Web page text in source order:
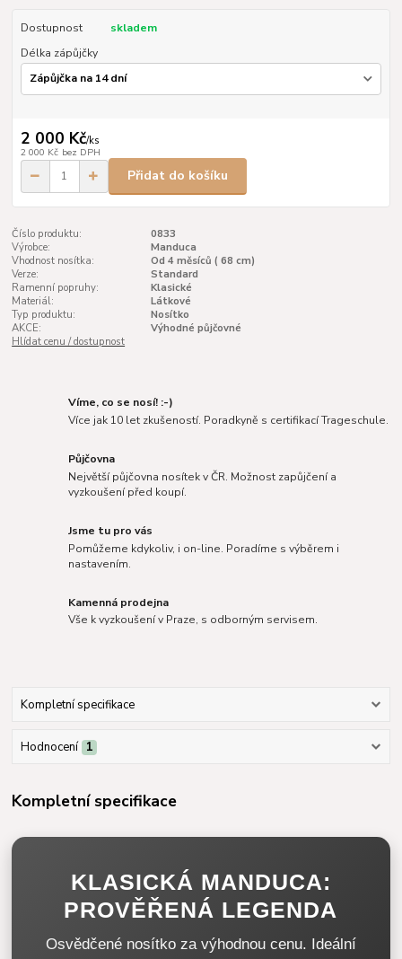
Dostupnost
skladem
Délka zápůjčky
2 000 Kč/ks
2 000 Kč bez DPH
Přidat do košíku
Číslo produktu:
0833
Výrobce:
Manduca
Vhodnost nosítka:
Od 4 měsíců ( 68 cm)
Verze:
Standard
Ramenní popruhy:
Klasické
Materiál:
Látkové
Typ produktu:
Nosítko
AKCE:
Výhodné půjčovné
Hlídat cenu / dostupnost
Víme, co se nosí! :-)
Více jak 10 let zkušeností. Poradkyně s certifikací Trageschule.
Půjčovna
Největší půjčovna nosítek v ČR. Možnost zapůjčení a
vyzkoušení před koupí.
Jsme tu pro vás
Pomůžeme kdykoliv, i on-line. Poradíme s výběrem i
nastavením.
Kamenná prodejna
Vše k vyzkoušení v Praze, s odborným servisem.
Kompletní specifikace
Hodnocení 1
Kompletní specifikace
KLASICKÁ MANDUCA:
PROVĚŘENÁ LEGENDA
Osvědčené nosítko za výhodnou cenu. Ideální